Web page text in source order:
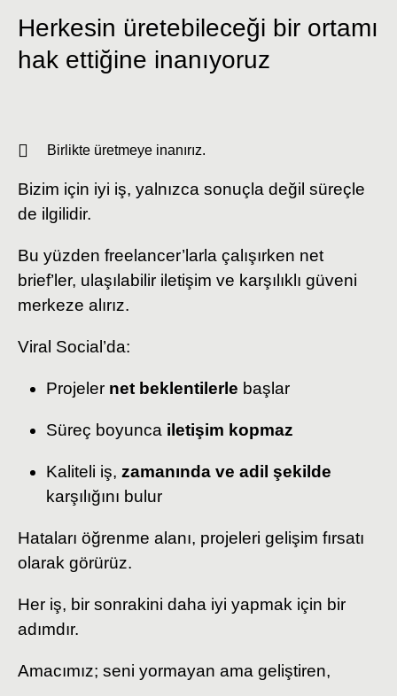
Herkesin üretebileceği bir ortamı
hak ettiğine inanıyoruz
Birlikte üretmeye inanırız.
Bizim için iyi iş, yalnızca sonuçla değil süreçle
de ilgilidir.
Bu yüzden freelancer’larla çalışırken net
brief’ler, ulaşılabilir iletişim ve karşılıklı güveni
merkeze alırız.
Viral Social’da:
Projeler net beklentilerle başlar
Süreç boyunca iletişim kopmaz
Kaliteli iş,zamanında ve adil şekilde
karşılığını bulur
Hataları öğrenme alanı, projeleri gelişim fırsatı
olarak görürüz.
Her iş, bir sonrakini daha iyi yapmak için bir
adımdır.
Amacımız; seni yormayan ama geliştiren,